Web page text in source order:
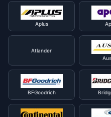
Aplus
Atlander
BFGoodrich